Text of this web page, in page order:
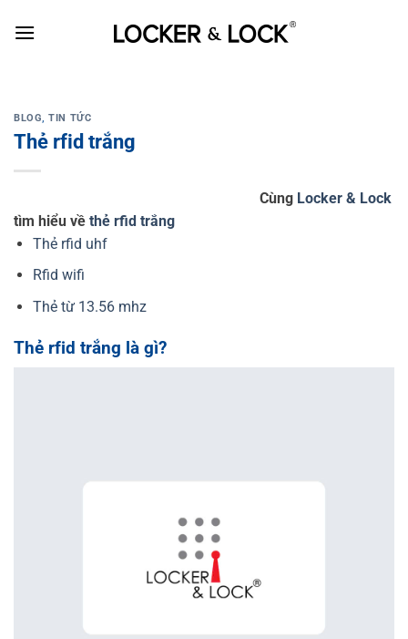
BLOG,TIN TỨC
Thẻ rfid trắng
Cùng Locker & Lock
tìm hiểu về thẻ rfid trắng
Thẻ rfid uhf
Rfid wifi
Thẻ từ 13.56 mhz
Thẻ rfid trắng là gì?